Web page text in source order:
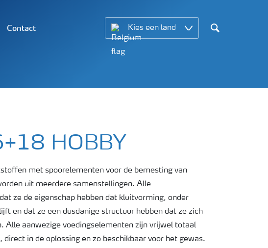
Contact Kies een land
Search
HOBBY
met spoorelementen voor de bemesting van
uit meerdere samenstellingen. Alle
ze de eigenschap hebben dat kluitvorming, onder
en dat ze een dusdanige structuur hebben dat ze zich
Alle aanwezige voedingselementen zijn vrijwel totaal
in de oplossing en zo beschikbaar voor het gewas.